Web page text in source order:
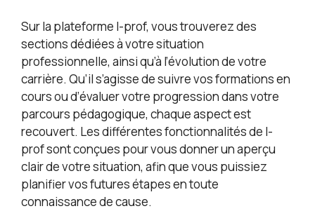
Sur la plateforme I-prof, vous trouverez des
sections dédiées à votre situation
professionnelle, ainsi qu’à l’évolution de votre
carrière. Qu’il s’agisse de suivre vos formations en
cours ou d’évaluer votre progression dans votre
parcours pédagogique, chaque aspect est
recouvert. Les différentes fonctionnalités de I-
prof sont conçues pour vous donner un aperçu
clair de votre situation, afin que vous puissiez
planifier vos futures étapes en toute
connaissance de cause.